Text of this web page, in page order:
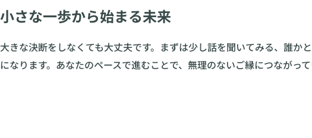
小さな一歩から始まる未来
大きな決断をしなくても大丈夫です。まずは少し話を聞いてみる、誰か
になります。あなたのペースで進むことで、無理のないご縁につながって